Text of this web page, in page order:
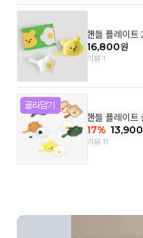
핸들 플레이
16,800원
리뷰 1
핸들 플레이트
17% 13,900
리뷰 11